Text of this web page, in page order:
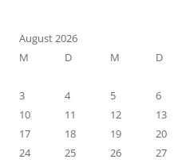
August 2026
M
D M D
3
4 5 6
10
11 12 13
17
18 19 20
24
25 26 27